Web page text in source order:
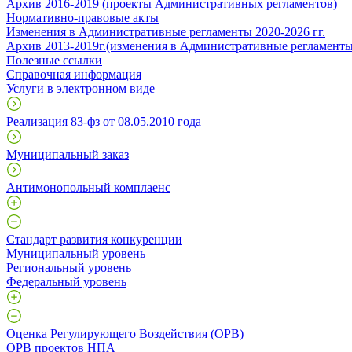
Архив 2016-2019 (проекты Административных регламентов)
Нормативно-правовые акты
Изменения в Административные регламенты 2020-2026 гг.
Архив 2013-2019г.(изменения в Административные
Полезные ссылки
Справочная информация
Услуги в электронном виде
Реализация 83-фз от 08.05.2010 года
Муниципальный заказ
Антимонопольный комплаенс
Стандарт развития конкуренции
Муниципальный уровень
Региональный уровень
Федеральный уровень
Оценка Регулирующего Воздействия (ОРВ)
ОРВ проектов НПА